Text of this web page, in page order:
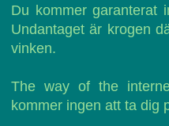
Du kommer garanterat
Undantaget är krogen
vinken.
The way of the
kommer ingen att ta dig